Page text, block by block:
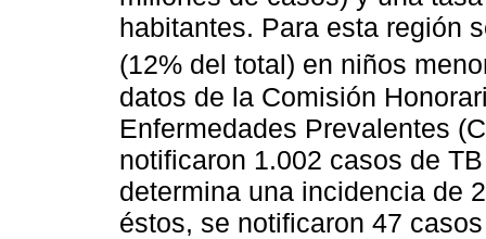
habitantes. Para esta región
(12% del total) en niños
datos de la Comisión
Enfermedades Prevalentes
notificaron 1.002 casos de
determina una incidencia de
éstos, se notificaron 47